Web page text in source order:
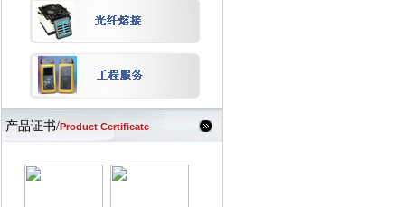
产品证书/Product Certificate